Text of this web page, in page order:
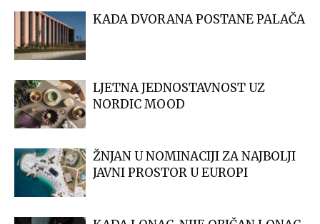
KADA DVORANA POSTANE PALAČA
LJETNA JEDNOSTAVNOST UZ
NORDIC MOOD
ŽNJAN U NOMINACIJI ZA NAJBOLJI
JAVNI PROSTOR U EUROPI